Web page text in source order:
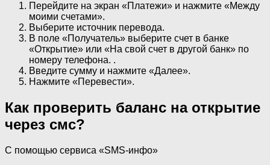
Перейдите на экран «Платежи» и нажмите «Между
моими счетами».
Выберите источник перевода.
В поле «Получатель» выберите счет в банке
«Открытие» или «На свой счет в другой банк» по
номеру телефона. .
Введите сумму и нажмите «Далее».
Нажмите «Перевести».
Как проверить баланс на открытие
через смс?
С помощью сервиса «SMS-инфо»